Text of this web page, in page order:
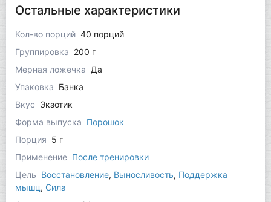
Остальные характеристики
Кол-во порций 40 порций
Группировка 200 г
Мерная ложечка Да
Упаковка Банка
Вкус Экзотик
Форма выпуска Порошок
Порция 5 г
Применение После тренировки
Цель Восстановление, Выносливость, Поддержка
мышц, Сила